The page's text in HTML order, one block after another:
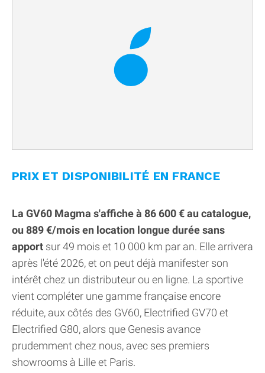
PRIX ET DISPONIBILITÉ EN FRANCE
La GV60 Magma s'affiche à 86 600 € au catalogue,
ou 889 €/mois en location longue durée sans
apport sur 49 mois et 10 000 km par an. Elle arrivera
après l'été 2026, et on peut déjà manifester son
intérêt chez un distributeur ou en ligne. La sportive
vient compléter une gamme française encore
réduite, aux côtés des GV60, Electrified GV70 et
Electrified G80, alors que Genesis avance
prudemment chez nous, avec ses premiers
showrooms à Lille et Paris.